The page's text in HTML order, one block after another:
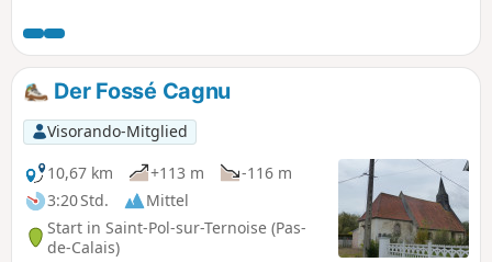
Landschaft lässt dieses Detail schnell vergessen.
Der Fossé Cagnu
Visorando-Mitglied
10,67 km
+113 m
-116 m
3:20 Std.
Mittel
Start in Saint-Pol-sur-Ternoise (Pas-
de-Calais)